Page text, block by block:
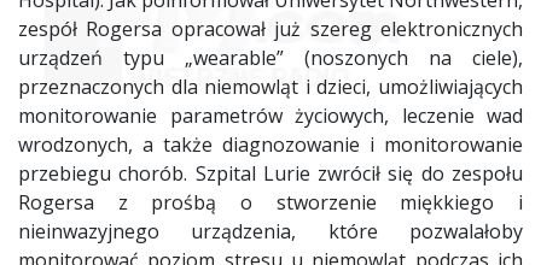
zespół Rogersa opracował już szereg elektronicznych
urządzeń typu „wearable” (noszonych na ciele),
przeznaczonych dla niemowląt i dzieci, umożliwiających
monitorowanie parametrów życiowych, leczenie wad
wrodzonych, a także diagnozowanie i monitorowanie
przebiegu chorób. Szpital Lurie zwrócił się do zespołu
Rogersa z prośbą o stworzenie miękkiego i
nieinwazyjnego urządzenia, które pozwalałoby